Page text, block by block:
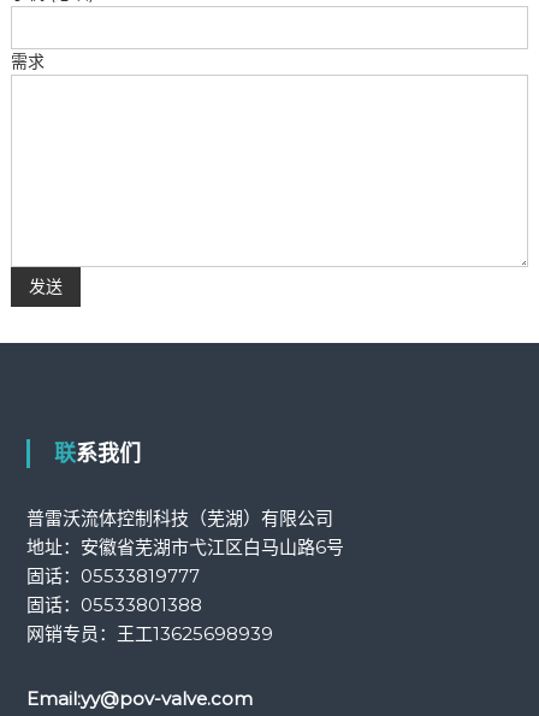
需求
联系我们
普雷沃流体控制科技（芜湖）有限公司
地址：安徽省芜湖市弋江区白马山路6号
固话： 05533819777
固话： 05533801388
网销专员：王工13625698939
Email:yy@pov-valve.com